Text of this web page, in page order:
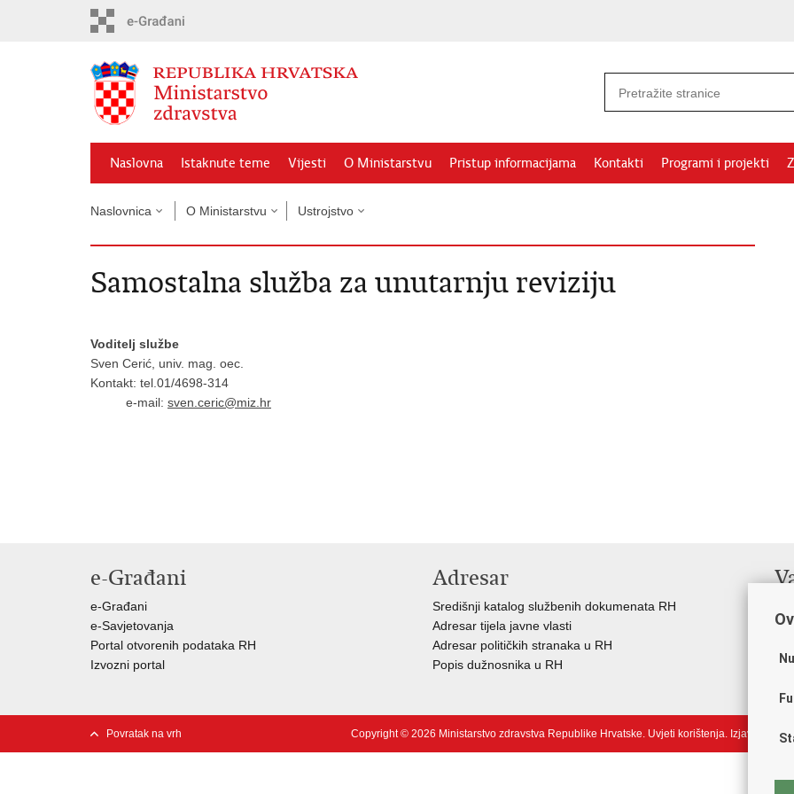
Naslovna Istaknute teme Vijesti O Ministarstvu Pristup informacijama Kontakti Programi i projekti
Naslovnica O Ministarstvu Ustrojstvo
Samostalna služba za unutarnju reviziju
Voditelj službe
Sven Cerić, univ. mag. oec.
Kontakt: tel.01/4698-314
e-mail: sven.ceric@miz.hr
e-Građani
e-Građani
e-Savjetovanja
Portal otvorenih podataka RH
Izvozni portal
Adresar
Središnji katalog službenih dokumenata RH
Adresar tijela javne vlasti
Adresar političkih stranaka u RH
Popis dužnosnika u RH
Povratak na vrh Copyright © 2026 Ministarstvo zdravstva Republike Hrvatske. Uvjeti korištenja. Izjava o